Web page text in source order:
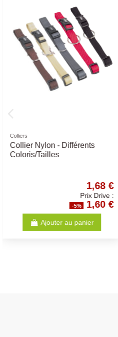
Friandises naturelles
Trachée Coupée de Boeuf
7/8cm 200Gr
4,62 €
Prix Drive
-5% 4,39 €
Ajouter au panier